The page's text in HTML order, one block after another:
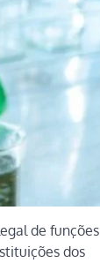
de funções
dos